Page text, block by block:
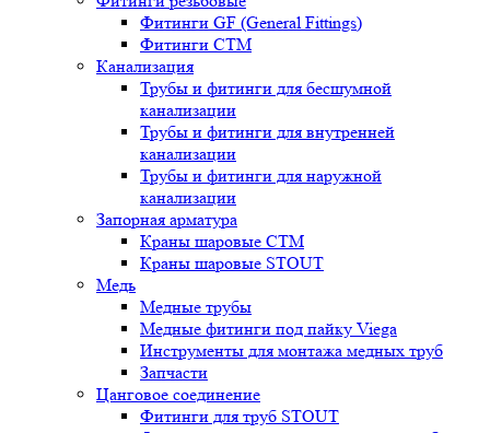
Фитинги GF (General Fittings)
Фитинги CTM
Канализация
Трубы и фитинги для бесшумной
канализации
Трубы и фитинги для внутренней
канализации
Трубы и фитинги для наружной
канализации
Запорная арматура
Краны шаровые СТМ
Краны шаровые STOUT
Медь
Медные трубы
Медные фитинги под пайку Viega
Инструменты для монтажа медных труб
Запчасти
Цанговое соединение
Фитинги для труб STOUT